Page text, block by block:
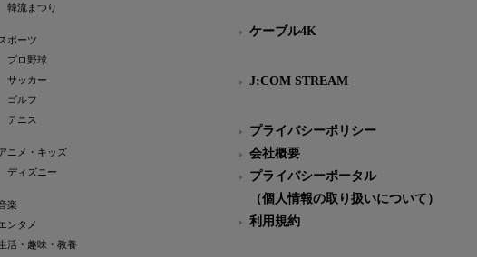
韓流まつり
スポーツ
プロ野球
サッカー
ゴルフ
テニス
ニメ・キッズ
ディズニー
楽
エンタメ
活・趣味・教養
ケーブル4K
J:COM STREAM
プライバシーポリシー
会社概要
プライバシーポータル
（個人情報の取り扱いについて）
利用規約